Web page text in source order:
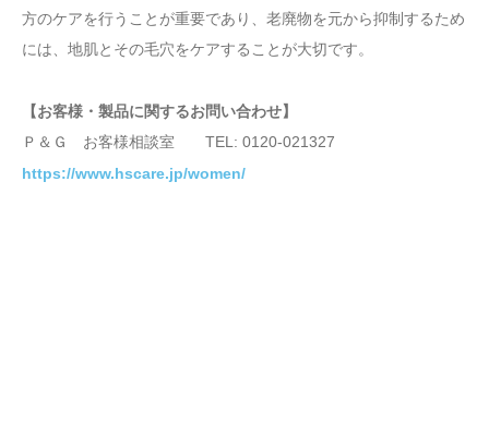
方のケアを行うことが重要であり、老廃物を元から抑制するため
には、地肌とその毛穴をケアすることが大切です。
【お客様・製品に関するお問い合わせ】
Ｐ＆Ｇ お客様相談室 TEL: 0120-021327
https://www.hscare.jp/women/